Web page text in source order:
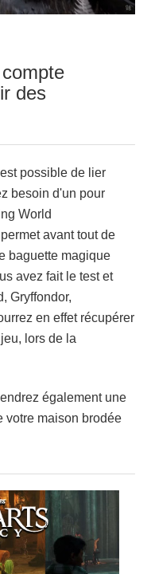
des
possible de lier
besoin d'un pour
World
avant tout de
baguette magique
avez fait le test et
Gryffondor,
en effet récupérer
lors de la
également une
votre maison brodée